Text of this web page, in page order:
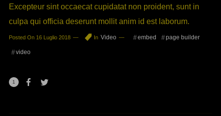
Excepteur sint occaecat cupidatat non proident, sunt in
culpa qui officia deserunt mollit anim id est laborum.
Posted On 16 Luglio 2018 In Video embed page builder
video
1